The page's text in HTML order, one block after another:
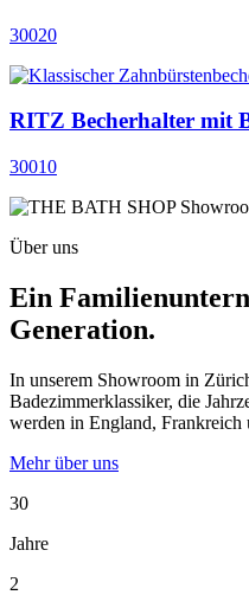
30020
RITZ Becherhalter mit
30010
Über uns
Ein
Generation.
In unserem Showroom in
Badezimmerklassiker, die
werden in England, Frankreich
Mehr über uns
30
Jahre
2